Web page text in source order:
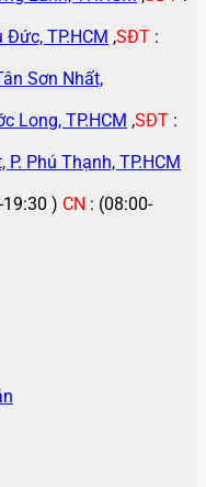
Đức, TP.HCM ,SĐT :
Sơn Nhất,
Long, TP.HCM ,SĐT :
Phú Thạnh, TP.HCM
19:30 ) CN : (08:00-